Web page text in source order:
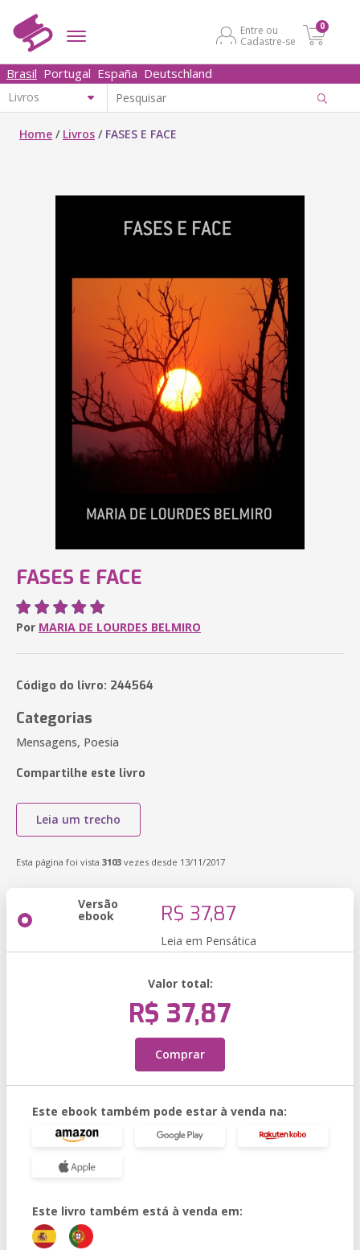
Entre ou
Cadastre-se
0
Brasil Portugal España Deutschland
Home / Livros / FASES E FACE
FASES E FACE
Por MARIA DE LOURDES BELMIRO
Código do livro: 244564
Categorias
Mensagens, Poesia
Compartilhe este livro
Leia um trecho
Esta página foi vista 3103 vezes desde 13/11/2017
Versão
ebook R$ 37,87
Leia em Pensática
Valor total:
R$ 37,87
Comprar
Este ebook também pode estar à venda na:
Este livro também está à venda em: